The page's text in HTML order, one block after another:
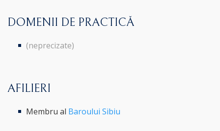
DOMENII DE PRACTICĂ
(neprecizate)
AFILIERI
Membru al Baroului Sibiu